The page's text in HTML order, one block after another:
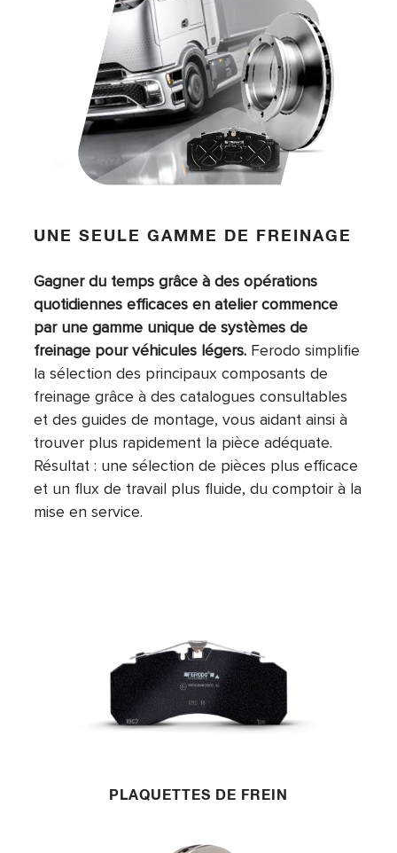
UNE SEULE GAMME DE FREINAGE
Gagner du temps grâce à des opérations
quotidiennes efficaces en atelier commence
par une gamme unique de systèmes de
freinage pour véhicules légers. Ferodo simplifie
la sélection des principaux composants de
freinage grâce à des catalogues consultables
et des guides de montage, vous aidant ainsi à
trouver plus rapidement la pièce adéquate.
Résultat : une sélection de pièces plus efficace
et un flux de travail plus fluide, du comptoir à la
mise en service.
PLAQUETTES DE FREIN